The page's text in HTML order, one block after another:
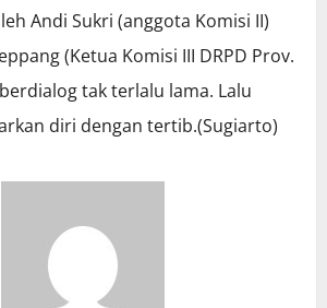
Andi Sukri (anggota Komisi II)
(Ketua Komisi III DRPD Prov.
tak terlalu lama. Lalu
diri dengan tertib.(Sugiarto)